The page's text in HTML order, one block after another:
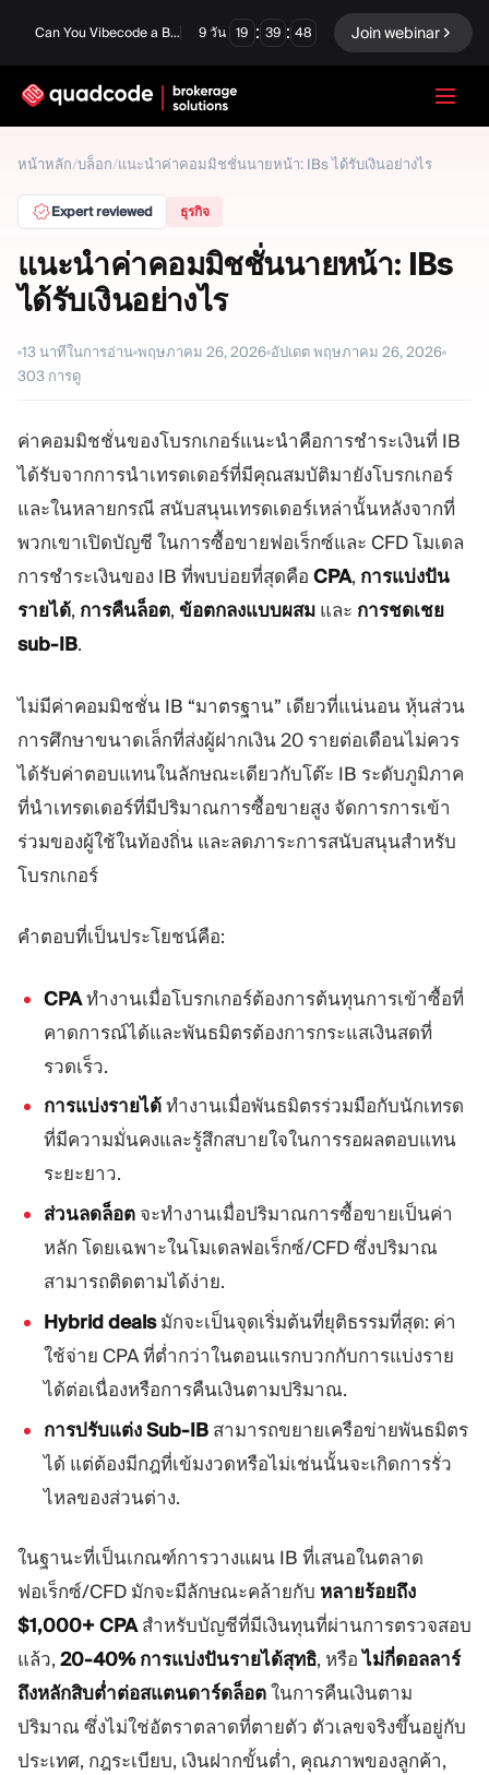
Can You Vibecode a Brokerage Platform? 9 วัน 19 : 39 : 47 Join webinar
หน้าหลัก/บล็อก/แนะนำค่าคอมมิชชั่นนายหน้า: IBs ได้รับเงินอย่างไร
Expert reviewed ธุรกิจ
แนะนำค่าคอมมิชชั่นนายหน้า: IBs
ได้รับเงินอย่างไร
13นาทีในการอ่าน พฤษภาคม 26, 2026 อัปเดตพฤษภาคม 26, 2026
303 การดู
ค่าคอมมิชชั่นของโบรกเกอร์แนะนำคือการชำระเงินที่ IB
ได้รับจากการนำเทรดเดอร์ที่มีคุณสมบัติมายังโบรกเกอร์
และในหลายกรณี สนับสนุนเทรดเดอร์เหล่านั้นหลังจากที่
พวกเขาเปิดบัญชี ในการซื้อขายฟอเร็กซ์และ CFD โมเดล
การชำระเงินของ IB ที่พบบ่อยที่สุดคือ CPA, การแบ่งปัน
รายได้, การคืนล็อต, ข้อตกลงแบบผสม และ การชดเชย
sub-IB.
ไม่มีค่าคอมมิชชั่น IB “มาตรฐาน” เดียวที่แน่นอน หุ้นส่วน
การศึกษาขนาดเล็กที่ส่งผู้ฝากเงิน 20 รายต่อเดือนไม่ควร
ได้รับค่าตอบแทนในลักษณะเดียวกับโต๊ะ IB ระดับภูมิภาค
ที่นำเทรดเดอร์ที่มีปริมาณการซื้อขายสูง จัดการการเข้า
ร่วมของผู้ใช้ในท้องถิ่น และลดภาระการสนับสนุนสำหรับ
โบรกเกอร์
คำตอบที่เป็นประโยชน์คือ:
CPAทำงานเมื่อโบรกเกอร์ต้องการต้นทุนการเข้าซื้อที่
คาดการณ์ได้และพันธมิตรต้องการกระแสเงินสดที่
รวดเร็ว.
การแบ่งรายได้ทำงานเมื่อพันธมิตรร่วมมือกับนักเทรด
ที่มีความมั่นคงและรู้สึกสบายใจในการรอผลตอบแทน
ระยะยาว.
ส่วนลดล็อต จะทำงานเมื่อปริมาณการซื้อขายเป็นค่า
หลัก โดยเฉพาะในโมเดลฟอเร็กซ์/CFD ซึ่งปริมาณ
สามารถติดตามได้ง่าย.
Hybrid dealsมักจะเป็นจุดเริ่มต้นที่ยุติธรรมที่สุด: ค่า
ใช้จ่าย CPA ที่ต่ำกว่าในตอนแรกบวกกับการแบ่งราย
ได้ต่อเนื่องหรือการคืนเงินตามปริมาณ.
การปรับแต่ง Sub-IB สามารถขยายเครือข่ายพันธมิตร
ได้ แต่ต้องมีกฎที่เข้มงวดหรือไม่เช่นนั้นจะเกิดการรั่ว
ไหลของส่วนต่าง.
ในฐานะที่เป็นเกณฑ์การวางแผน IB ที่เสนอในตลาด
ฟอเร็กซ์/CFD มักจะมีลักษณะคล้ายกับ หลายร้อยถึง
$1,000+ CPAสำหรับบัญชีที่มีเงินทุนที่ผ่านการตรวจสอบ
แล้ว, 20-40% การแบ่งปันรายได้สุทธิ, หรือไม่กี่ดอลลาร์
ถึงหลักสิบต่ำต่อสแตนดาร์ดล็อตในการคืนเงินตาม
ปริมาณ ซึ่งไม่ใช่อัตราตลาดที่ตายตัว ตัวเลขจริงขึ้นอยู่กับ
ประเทศ, กฎระเบียบ, เงินฝากขั้นต่ำ, คุณภาพของลูกค้า,
LANGUAGE
ภาษาไทย
โซลูชันครบวงจร
ฟอเร็กซ์ / CFD
ตลาดหลักทรัพย์และการ
โมดูล
แพลตฟอร์มเทรด แบ็กออฟฟิศ
ทรัพยากร
คู่มือการตลาด
บล็อก
วิดีโอสอนเทรด
เครื่องคำนวณกำไร
เพิ่มเติม
ตัวเลข
ข่าวบริษัท
ความยั่งยืน
ติดตามเรา